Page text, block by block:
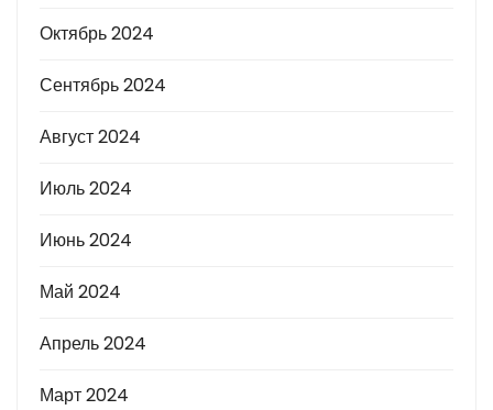
Октябрь 2024
Сентябрь 2024
Август 2024
Июль 2024
Июнь 2024
Май 2024
Апрель 2024
Март 2024